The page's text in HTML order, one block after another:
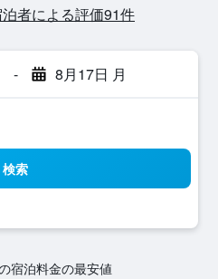
者による評価91​件
- 8月17日 月
検索
宿泊料金の最安値